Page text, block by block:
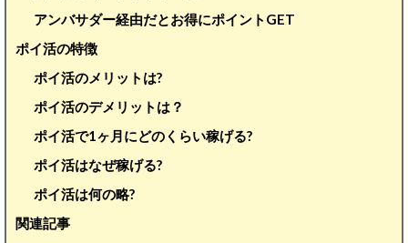
アンバサダー経由だとお得にポイントGET
ポイ活の特徴
ポイ活のメリットは?
ポイ活のデメリットは？
ポイ活で1ヶ月にどのくらい稼げる?
ポイ活はなぜ稼げる?
ポイ活は何の略?
関連記事